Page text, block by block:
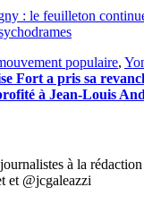
: le feuilleton
populaire,
Fort a pris sa
à Jean-Louis
à la
et @jcgaleazzi